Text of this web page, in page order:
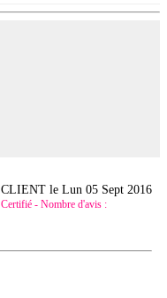
CLIENT leLun 05 Sept 2016
- Nombre d'avis :